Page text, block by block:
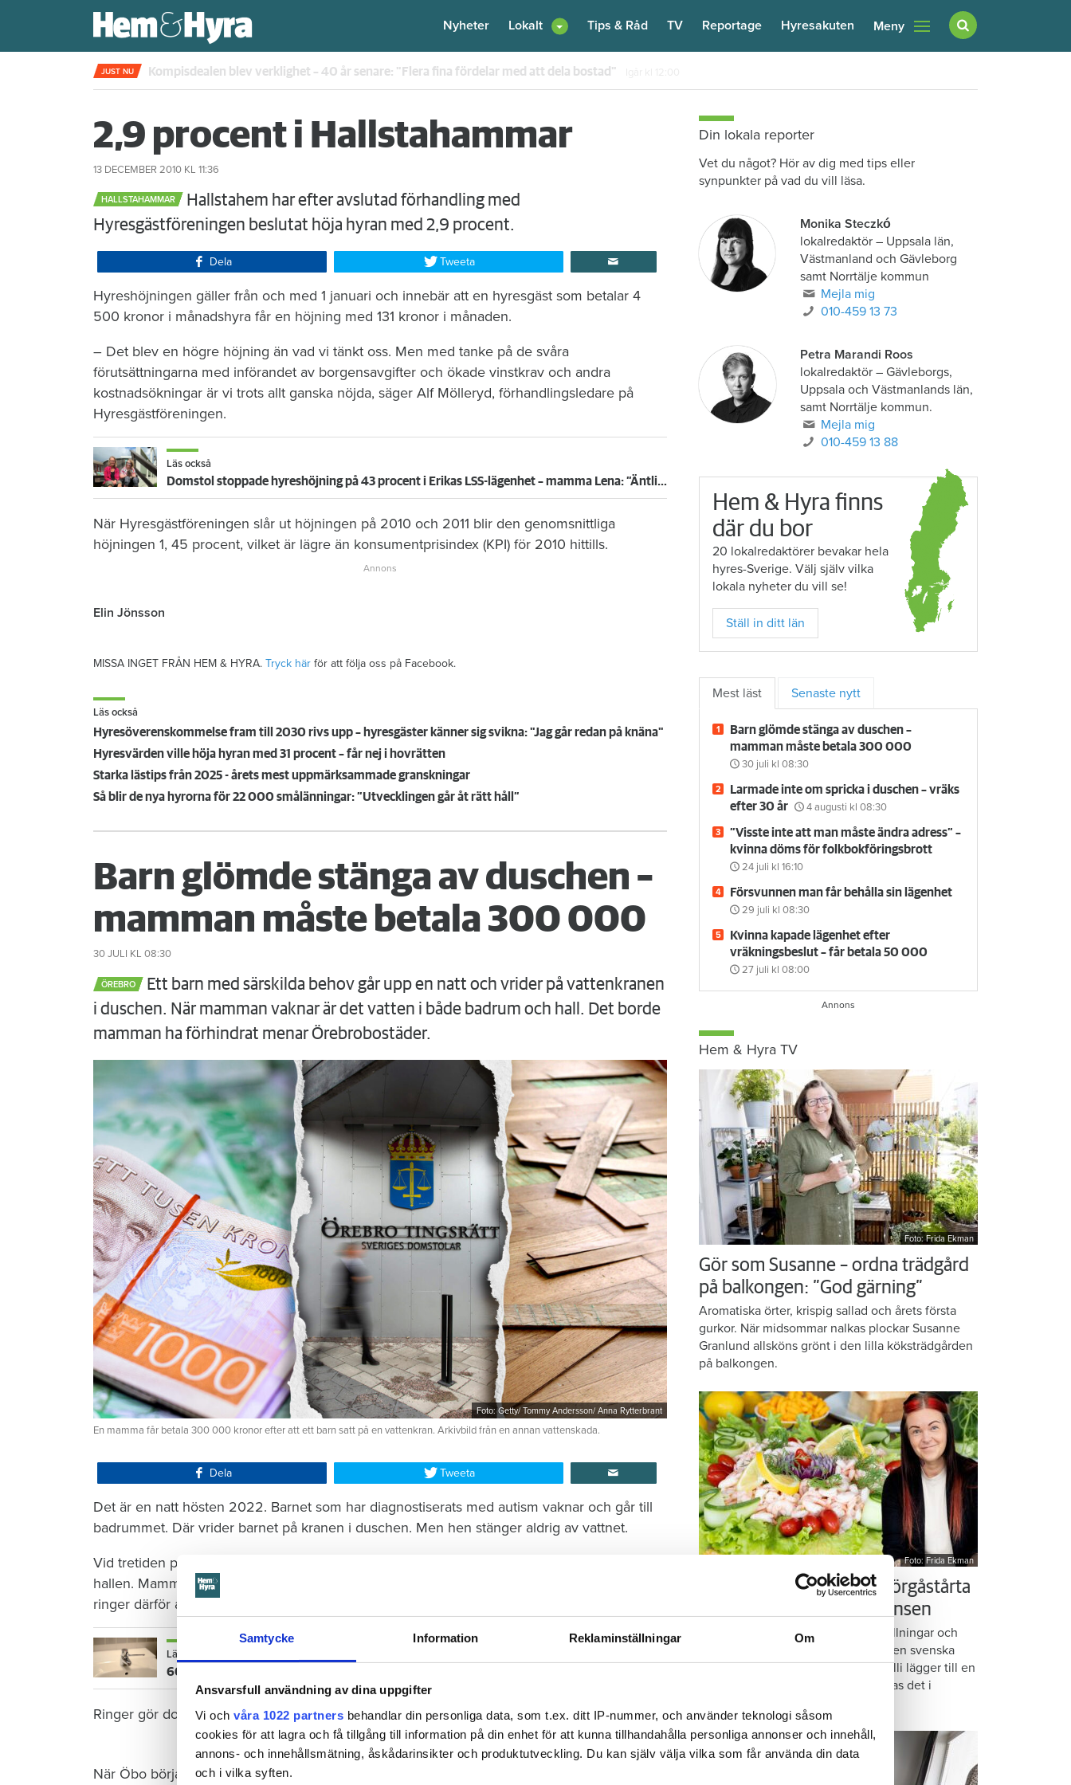
Samtycke Information Reklaminställningar Om
Ansvarsfull användning av dina uppgifter
Vi och våra 1022 partners behandlar din personliga data, som t.ex. ditt IP-nummer, och använder teknologi såsom
cookies för att lagra och få tillgång till information på din enhet för att kunna tillhandahålla personliga annonser och innehåll,
annons- och innehållsmätning, åskådarinsikter och produktutveckling. Du kan själv välja vilka som får använda din data
och i vilka syften.
Nyheter Lokalt Tips & Råd TV Reportage Hyresakuten Meny
JUST NU Kompisdealen blev verklighet – 40 år senare: "Flera fina fördelar med att dela bostad"
2,9 procent i Hallstahammar
13 DECEMBER 2010 KL 11:36
HALLSTAHAMMAR
Hallstahem har efter avslutad förhandling med
Hyresgästföreningen beslutat höja hyran med 2,9 procent.
Dela Tweeta
Hyreshöjningen gäller från och med 1 januari och innebär att en hyresgäst som betalar 4
500 kronor i månadshyra får en höjning med 131 kronor i månaden.
– Det blev en högre höjning än vad vi tänkt oss. Men med tanke på de svåra
förutsättningarna med införandet av borgensavgifter och ökade vinstkrav och andra
kostnadsökningar är vi trots allt ganska nöjda, säger Alf Mölleryd, förhandlingsledare på
Hyresgästföreningen.
Läs också
Domstol stoppade hyreshöjning på 43 procent i Erikas LSS-lägenhet – mamma Lena: ”Äntligen!”
När Hyresgästföreningen slår ut höjningen på 2010 och 2011 blir den genomsnittliga
höjningen 1, 45 procent, vilket är lägre än konsumentprisindex (KPI) för 2010 hittills.
Elin Jönsson
MISSA INGET FRÅN HEM & HYRA. Tryck här för att följa oss på Facebook.
Läs också
Hyresöverenskommelse fram till 2030 rivs upp – hyresgäster känner sig svikna: "Jag går redan på knäna"
Hyresvärden ville höja hyran med 31 procent – får nej i hovrätten
Starka lästips från 2025 - årets mest uppmärksammade granskningar
Så blir de nya hyrorna för 22 000 smålänningar: ”Utvecklingen går åt rätt håll”
Barn glömde stänga av duschen –
mamman måste betala 300 000
30 JULI KL 08:30
ÖREBRO
Ett barn med särskilda behov går upp en natt och vrider på vattenkranen
i duschen. När mamman vaknar är det vatten i både badrum och hall. Det borde
mamman ha förhindrat menar Örebrobostäder.
Foto: Getty/ Tommy Andersson/ Anna Rytterbrant
En mamma får betala 300 000 kronor efter att ett barn satt på en vattenkran. Arkivbild från en annan vattenskada.
Dela Tweeta
Det är en natt hösten 2022. Barnet som har diagnostiserats med autism vaknar och går till
badrummet. Där vrider barnet på kranen i duschen. Men hen stänger aldrig av vattnet.
Vid tretiden på natten vaknar mamman och då har vattnet spridit sig i badrummet och ut i
hallen. Mamman torkar förtvivlat upp vattnet och tror därmed att saken är ur världen. Hon
ringer därför aldrig till sin hyresvärd Örebrobostäder, Öbo, och berättar om olyckan.
Läs också
600 kronor dyrare att bo efter vattenskada i Varberg
Ringer gör dock grannen nedanför – när det börjar läcka vatten genom taket.
När Öbo börjar undersöka skadan i januari 2023 visar det sig att den är större än man först
Din lokala reporter
Vet du något? Hör av dig med tips eller
synpunkter på vad du vill läsa.
Monika Steczkó
lokalredaktör– Uppsala län,
Västmanland och Gävleborg
samt Norrtälje kommun
Mejla mig
010-459 13 73
Petra Marandi Roos
lokalredaktör – Gävleborgs,
Uppsala och Västmanlands län,
samt Norrtälje kommun.
Mejla mig
010-459 13 88
Hem & Hyra finns
där du bor
20 lokalredaktörer bevakar hela
hyres-Sverige. Välj själv vilka
lokala nyheter du vill se!
Ställ in ditt län
Mest läst Senaste nytt
Barn glömde stänga av duschen –
mamman måste betala 300 000
30 juli kl 08:30
Larmade inte om spricka i duschen – vräks
efter 30 år
4 augusti kl 08:30
”Visste inte att man måste ändra adress” –
kvinna döms för folkbokföringsbrott
24 juli kl 16:10
Försvunnen man får behålla sin lägenhet
29 juli kl 08:30
Kvinna kapade lägenhet efter
vräkningsbeslut – får betala 50 000
27 juli kl 08:00
Hem & Hyra TV
Foto: Frida Ekman
Gör som Susanne – ordna trädgård
på balkongen: ”God gärning”
Aromatiska örter, krispig sallad och årets första
gurkor. När midsommar nalkas plockar Susanne
Granlund allsköns grönt i den lilla köksträdgården
på balkongen.
Foto: Frida Ekman
Messi älskar Victorias smörgåstårta
– trots den galna ingrediensen
Formbrödsskivor i rader, krämiga fyllningar och
krispiga grönsaker. Det är basen i den svenska
klassikern smörgåstårta. Victoria Lalli lägger till en
specialingrediens – och ändå vattnas det i